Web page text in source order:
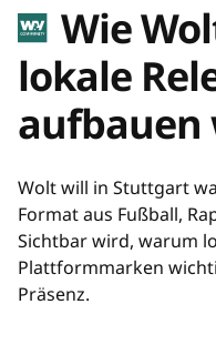
Wie
lokale
aufbauen
Wolt will in Stuttgart
Format aus Fußball,
Sichtbar wird, warum
Plattformmarken
Präsenz.